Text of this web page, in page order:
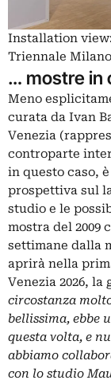
Installation
Triennale Milano
… mostre in
Meno
curata da Ivan
Venezia
controparte
in questo caso,
prospettiva sul
studio e le
mostra del 2009
settimane dalla
aprirà nella
Venezia 2026,
circostanza
bellissima, ebbe
questa volta, e
abbiamo
con lo studio